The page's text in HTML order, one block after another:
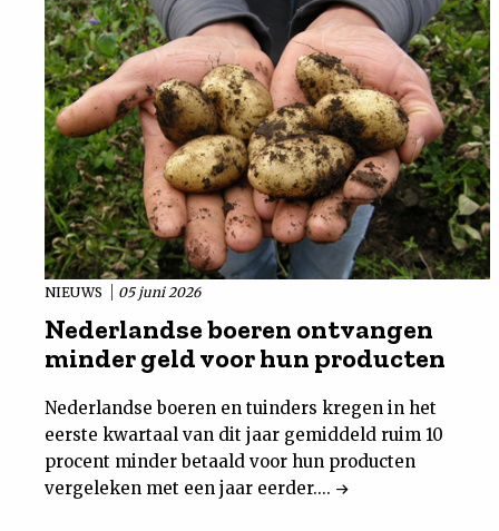
NIEUWS 05 juni 2026
Nederlandse boeren ontvangen
minder geld voor hun producten
Nederlandse boeren en tuinders kregen in het
eerste kwartaal van dit jaar gemiddeld ruim 10
procent minder betaald voor hun producten
vergeleken met een jaar eerder....